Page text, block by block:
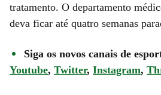
tratamento. O departamento
deva ficar até quatro semanas
Siga os novos canais de
Youtube, Twitter, Instagram,